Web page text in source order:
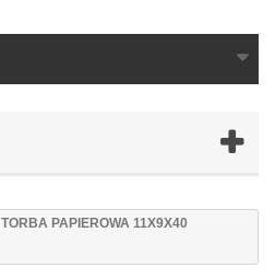
TORBA PAPIEROWA 11X9X40